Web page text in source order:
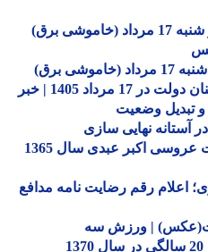
آخرین وضعیت ساماندهی کارکنان دولت در 17 مرداد 1405 | خبر
وضعیت
نهایی سازی
ببینید| فیلمی از عروسی و کارت عروسی اکبر عبدی سال 1365
رقم رضایت نامه مدافع
| ورزش سه